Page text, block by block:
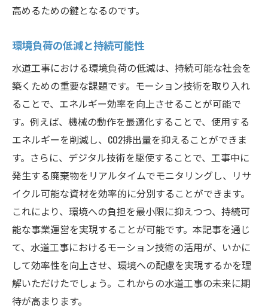
高めるための鍵となるのです。
環境負荷の低減と持続可能性
水道工事における環境負荷の低減は、持続可能な社会を
築くための重要な課題です。モーション技術を取り入れ
ることで、エネルギー効率を向上させることが可能で
す。例えば、機械の動作を最適化することで、使用する
エネルギーを削減し、CO2排出量を抑えることができま
す。さらに、デジタル技術を駆使することで、工事中に
発生する廃棄物をリアルタイムでモニタリングし、リサ
イクル可能な資材を効率的に分別することができます。
これにより、環境への負担を最小限に抑えつつ、持続可
能な事業運営を実現することが可能です。本記事を通じ
て、水道工事におけるモーション技術の活用が、いかに
して効率性を向上させ、環境への配慮を実現するかを理
解いただけたでしょう。これからの水道工事の未来に期
待が高まります。